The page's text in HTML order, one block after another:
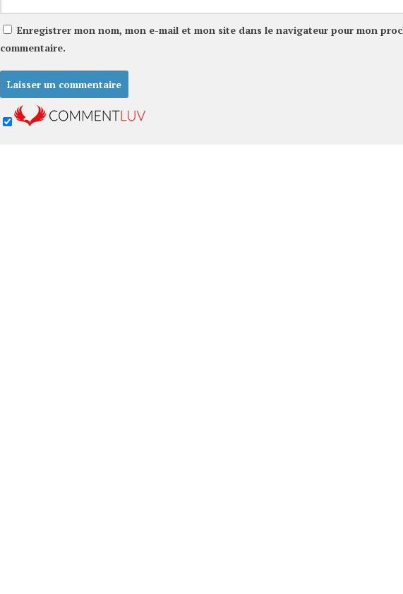
Enregistrer mon nom, mon e-mail et mon site dans le navigateur pour mon
commentaire.